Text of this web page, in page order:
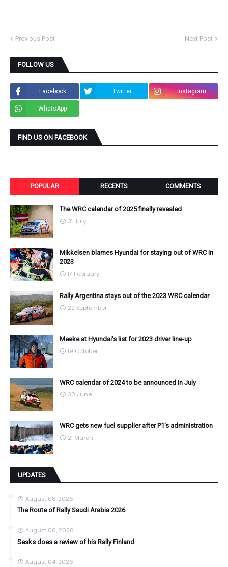
Previous Post Next Post
FOLLOW US
Facebook Twitter Instagram
WhatsApp
FIND US ON FACEBOOK
POPULAR RECENTS COMMENTS
The WRC calendar of 2025 finally revealed
31 July
Mikkelsen blames Hyundai for staying out of WRC in
2023
17 February
Rally Argentina stays out of the 2023 WRC calendar
22 September
Meeke at Hyundai's list for 2023 driver line-up
19 October
WRC calendar of 2024 to be announced in July
30 June
WRC gets new fuel supplier after P1's administration
21 March
UPDATES
August 08, 2026
The Route of Rally Saudi Arabia 2026
August 06, 2026
Sesks does a review of his Rally Finland
August 04, 2026